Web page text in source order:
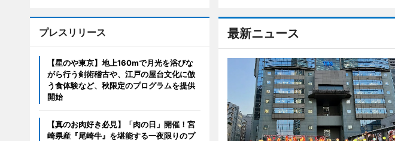
最新ニュース
プレスリリース
【星のや東京】地上160mで月光を浴びな
がら行う剣術稽古や、江戸の屋台文化に倣
う食体験など、秋限定のプログラムを提供
開始
【真のお肉好き必見】「肉の日」開催！宮
崎県産『尾崎牛』を堪能する一夜限りのプ